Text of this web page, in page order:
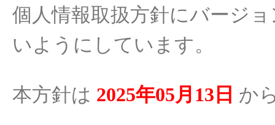
個人情報取扱方針にバージョ
いようにしています。
本方針は 2025年05月13日 か